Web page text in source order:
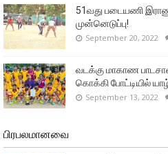
51வது படையணி
முன்னெடுப்பு!
September 20, 2022
வடக்கு மாகாண
கொக்கி போட்டியில்
September 13, 2022
பிரபலமானவை